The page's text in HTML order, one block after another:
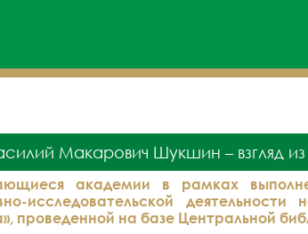
Макарович Шукшин – взгляд из
академии в рамках
исследовательской
проведенной на базе Центральной